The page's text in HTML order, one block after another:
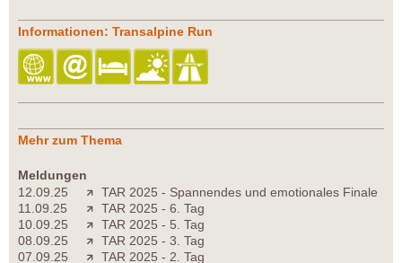
Informationen: Transalpine Run
Mehr zum Thema
Meldungen
12.09.25
TAR 2025 - Spannendes und emotionales Finale
11.09.25
TAR 2025 - 6. Tag
10.09.25
TAR 2025 - 5. Tag
08.09.25
TAR 2025 - 3. Tag
07.09.25
TAR 2025 - 2. Tag